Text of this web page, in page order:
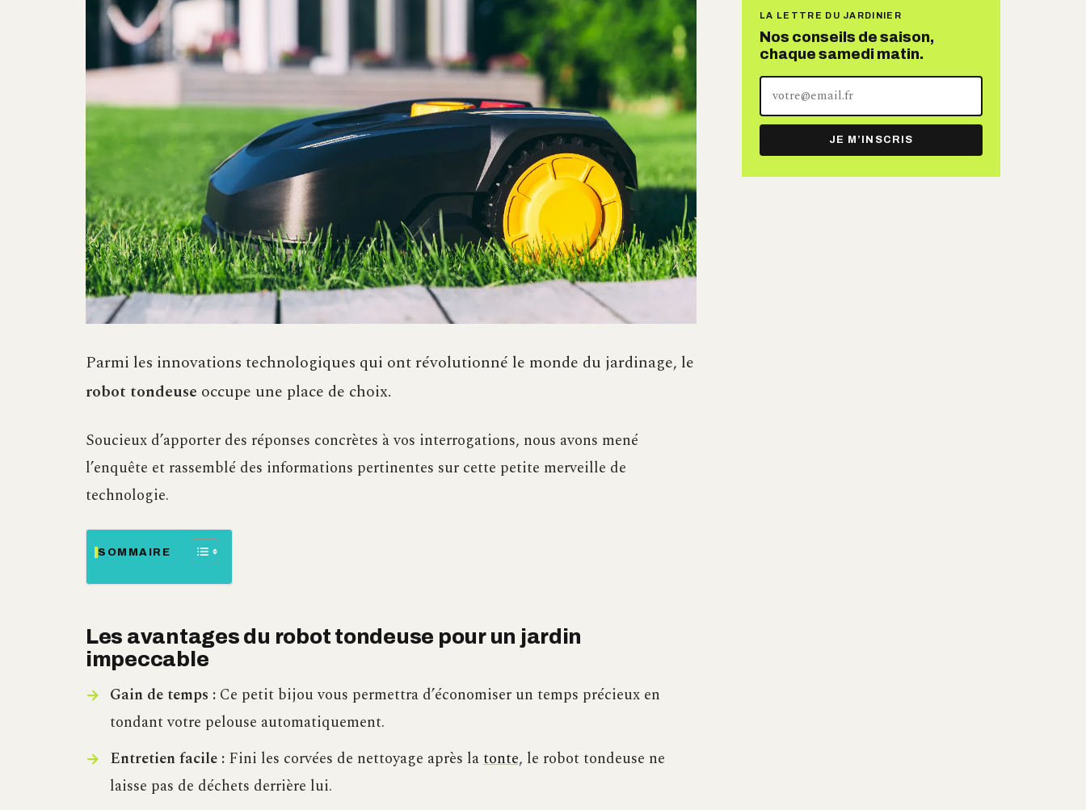
Parmi les innovations technologiques qui ont révolutionné le monde du jardinage, le
robot tondeuse occupe une place de choix.
Soucieux d’apporter des réponses concrètes à vos interrogations, nous avons mené
l’enquête et rassemblé des informations pertinentes sur cette petite merveille de
technologie.
SOMMAIRE
Les avantages du robot tondeuse pour un jardin
impeccable
Gain de temps :Ce petit bijou vous permettra d’économiser un temps précieux en
tondant votre pelouse automatiquement.
Entretien facile :Fini les corvées de nettoyage après latonte, le robot tondeuse ne
laisse pas de déchets derrière lui.
LA LETTRE DU JARDINIER
Nos conseils de saison,
chaque samedi matin.
adresse
mail
JE M’INSCRIS